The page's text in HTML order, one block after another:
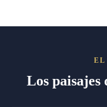
EL
Los paisajes